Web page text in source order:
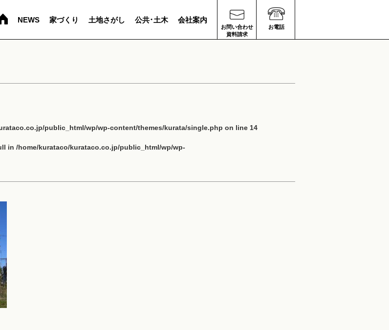
NEWS 家づくり 土地さがし 公共･土木 会社案内
お問い合わせ
資料請求
お電話
public_html/wp/wp-content/themes/kurata/single.php on line 14
in /home/kurataco/kurataco.co.jp/public_html/wp/wp-